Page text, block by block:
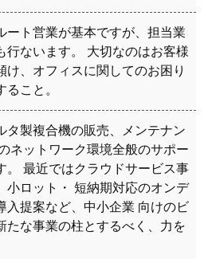
ート営業が基本ですが、担当業
行ないます。 大切なのはお客様
け、オフィスに関してのお困り
こと。
タ製複合機の販売、メンテナン
ネットワーク環境全般のサポー
。 最近ではクラウドサービス事
小ロット・ 短納期対応のオンデ
入提案など、中小企業 向けのビ
たな事業の柱とするべく、力を